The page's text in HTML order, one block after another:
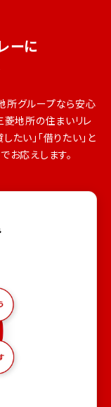
ーに
所グループなら安心
菱地所の住まいリレ
たい」「借りたい」と
お応えします。